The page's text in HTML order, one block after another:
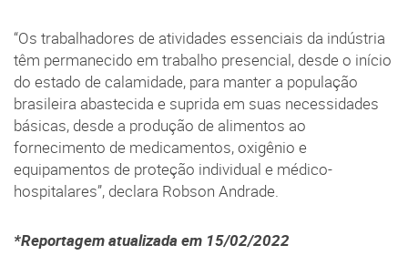
“Os trabalhadores de atividades essenciais da indústria
têm permanecido em trabalho presencial, desde o início
do estado de calamidade, para manter a população
brasileira abastecida e suprida em suas necessidades
básicas, desde a produção de alimentos ao
fornecimento de medicamentos, oxigênio e
equipamentos de proteção individual e médico-
hospitalares”, declara Robson Andrade.
*Reportagem atualizada em 15/02/2022